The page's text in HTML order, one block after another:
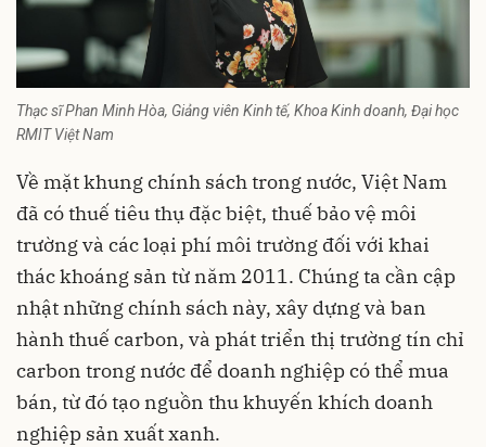
Thạc sĩ Phan Minh Hòa, Giảng viên Kinh tế, Khoa Kinh doanh, Đại học
RMIT Việt Nam
Về mặt khung chính sách trong nước, Việt Nam
đã có thuế tiêu thụ đặc biệt, thuế bảo vệ môi
trường và các loại phí môi trường đối với khai
thác khoáng sản từ năm 2011. Chúng ta cần cập
nhật những chính sách này, xây dựng và ban
hành thuế carbon, và phát triển thị trường tín chỉ
carbon trong nước để doanh nghiệp có thể mua
bán, từ đó tạo nguồn thu khuyến khích doanh
nghiệp sản xuất xanh.